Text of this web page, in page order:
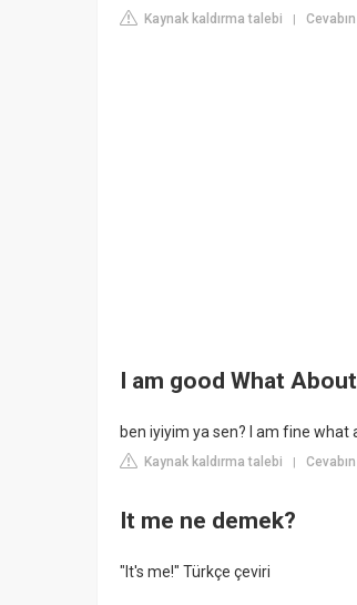
Kaynak kaldırma talebi
I am good What
ben iyiyim ya sen? I am fine what
Kaynak kaldırma talebi |
It me ne demek?
"It's me!" Türkçe çeviri